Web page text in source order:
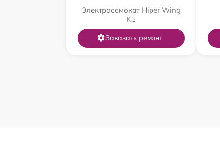
Электросамокат Hiper Wing
K3
Заказать ремонт